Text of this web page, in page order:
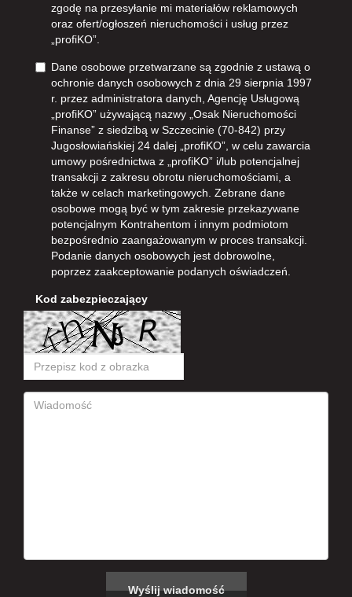
zgodę na przesyłanie mi materiałów reklamowych
oraz ofert/ogłoszeń nieruchomości i usług przez
„profiKO”.
Dane osobowe przetwarzane są zgodnie z ustawą o
ochronie danych osobowych z dnia 29 sierpnia 1997
r. przez administratora danych, Agencję Usługową
„profiKO” używającą nazwy „Osak Nieruchomości
Finanse” z siedzibą w Szczecinie (70-842) przy
Jugosłowiańskiej 24 dalej „profiKO”, w celu zawarcia
umowy pośrednictwa z „profiKO” i/lub potencjalnej
transakcji z zakresu obrotu nieruchomościami, a
także w celach marketingowych. Zebrane dane
osobowe mogą być w tym zakresie przekazywane
potencjalnym Kontrahentom i innym podmiotom
bezpośrednio zaangażowanym w proces transakcji.
Podanie danych osobowych jest dobrowolne,
poprzez zaakceptowanie podanych oświadczeń.
Kod zabezpieczający